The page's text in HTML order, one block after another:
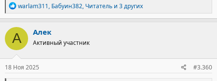
Р
е
а
к
ц
и
и
:
warlam311, Бабуин382, Читатель и 3 других
А Алек
Активный участник
18 Ноя 2025 #3.360